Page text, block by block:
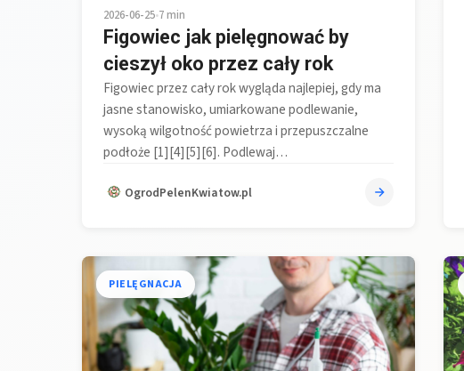
2026-06-25•7 min
Figowiec jak pielęgnować by
cieszył oko przez cały rok
Figowiec przez cały rok wygląda najlepiej, gdy ma
jasne stanowisko, umiarkowane podlewanie,
wysoką wilgotność powietrza i przepuszczalne
podłoże [1][4][5][6]. Podlewaj…
OgrodPelenKwiatow.pl
PIELĘGNACJA